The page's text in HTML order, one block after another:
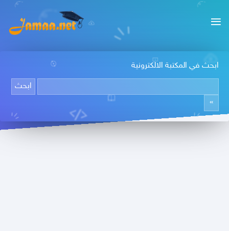
ابحث في المكتبة الالكترونية